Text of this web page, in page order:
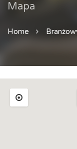
Mapa
Home